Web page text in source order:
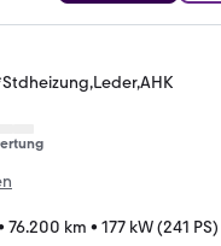
76.200 km • 177 kW (241 PS)